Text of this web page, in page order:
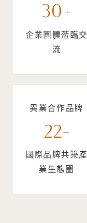
30 +
企業團體蒞臨交
流
異業合作品牌
22+
國際品牌共築產
業生態圈